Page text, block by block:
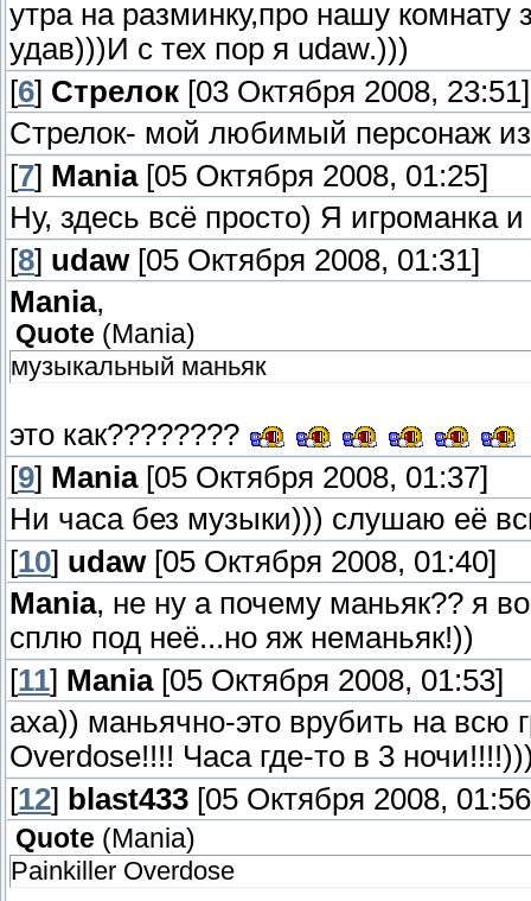
утра на разминку,про нашу комнату
удав)))И с тех пор я udaw.)))
[6] Стрелок [03 Октября 2008, 23:51]
Стрелок- мой любимый персонаж из
[7] Mania[05 Октября 2008, 01:25]
Ну, здесь всё просто) Я игроманка
[8] udaw[05 Октября 2008, 01:31]
Mania,
Quote (Mania)
музыкальный маньяк
это как????????
[9] Mania[05 Октября 2008, 01:37]
Ни часа без музыки))) слушаю её
[10] udaw[05 Октября 2008, 01:40]
Mania, не ну а почему маньяк?? я
сплю под неё...но яж неманьяк!))
[11] Mania[05 Октября 2008, 01:53]
аха)) маньячно-это врубить на всю
Overdose!!!! Часа где-то в 3
[12] blast433 [05 Октября 2008,
Quote (Mania)
Painkiller Overdose